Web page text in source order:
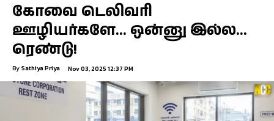
கோவை டெலிவரி
ஊழியர்களே… ஒன்னு இல்ல…
ரெண்டு!
By Sathiya Priya Nov 03, 2025 12:37 PM